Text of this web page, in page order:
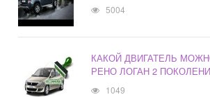
5004
КАКОЙ ДВИГАТЕЛЬ
РЕНО ЛОГАН 2
1049